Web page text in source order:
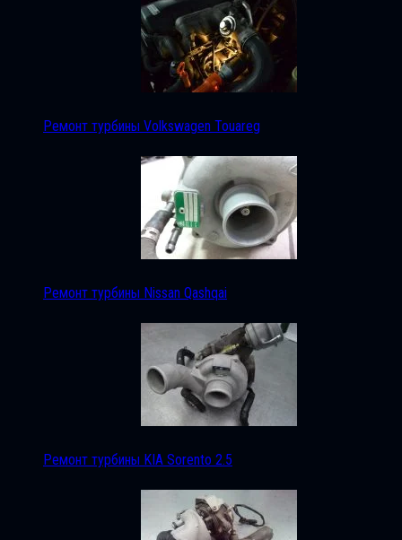
Ремонт турбины Volkswagen Touareg
Ремонт турбины Nissan Qashqai
Ремонт турбины KIA Sorento 2.5